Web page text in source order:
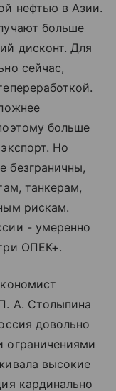
нефтью в Азии.
больше
дисконт. Для
сейчас,
больше
Но
безграничны,
танкерам,
рискам.
- умеренно
ОПЕК+.
А. Столыпина
довольно
ограничениями
высокие
кардинально